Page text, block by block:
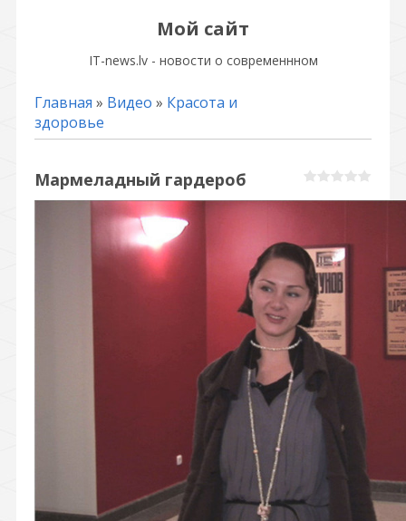
Мой сайт
IT-news.lv - новости о современнном
Главная » Видео » Красота и
здоровье
Мармеладный гардероб